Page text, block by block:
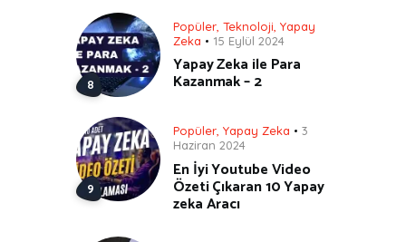
Popüler Teknoloji Yapay
Zeka
15 Eylül 2024
Yapay Zeka ile Para
Kazanmak – 2
Popüler Yapay Zeka
3
Haziran 2024
En İyi Youtube Video
Özeti Çıkaran 10 Yapay
zeka Aracı